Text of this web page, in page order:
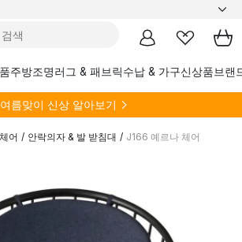
주방조명러그 & 패브릭수납 & 가구신상품브랜
여름맞이 신상 알아보기
어 / 안락의자 & 발 받침대 / J166 예르나 체어